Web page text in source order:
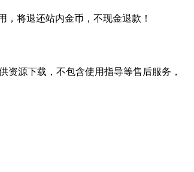
将退还站内金币，不现金退款！
资源下载，不包含使用指导等售后服务，